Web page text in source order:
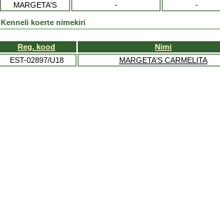
MARGETA'S
- -
Kenneli koerte nimekiri
Reg. kood
Nimi
EST-02897/U18
MARGETA'S CARMELITA